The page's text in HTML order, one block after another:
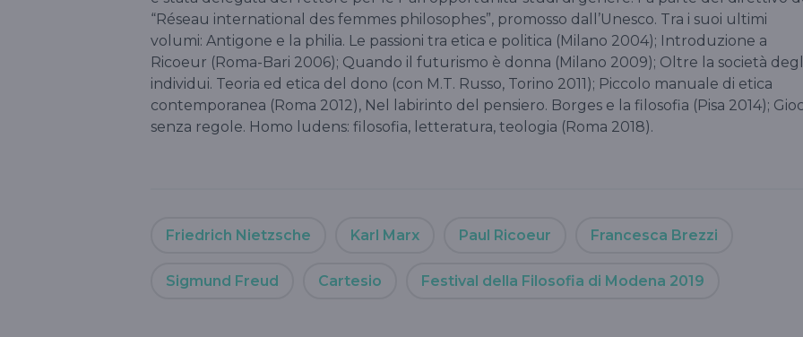
“Réseau international des femmes philosophes”, promosso dall’Unesco. Tra i suoi ultimi
volumi: Antigone e la philia. Le passioni tra etica e politica (Milano 2004); Introduzione a
Ricoeur (Roma-Bari 2006); Quando il futurismo è donna (Milano 2009); Oltre la società
individui. Teoria ed etica del dono (con M.T. Russo, Torino 2011); Piccolo manuale di etica
contemporanea (Roma 2012), Nel labirinto del pensiero. Borges e la filosofia (Pisa 2014);
senza regole. Homo ludens: filosofia, letteratura, teologia (Roma 2018).
Friedrich Nietzsche Karl Marx Paul Ricoeur Francesca Brezzi
Sigmund Freud Cartesio Festival della Filosofia di Modena 2019